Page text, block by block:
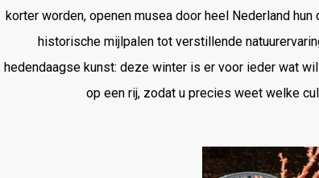
korter worden, openen musea door heel Nederland
historische mijlpalen tot verstillende
hedendaagse kunst: deze winter is er voor ieder wat
op een rij, zodat u precies weet welke